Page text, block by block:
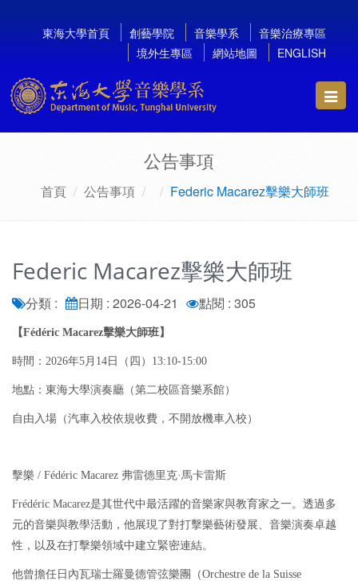
東海大學首頁 創藝學院 音樂學系
音樂治療專區
境外生專區
網站地圖 ENGLISH
公告事項
首頁 公告事項 Federic Macarez擊樂大師班
Federic Macarez擊樂大師班
分類 : 日期 : 2026-04-21 點閱 : 305
【Fédéric Macarez擊樂大師班】
時間：2026年5月14日（四）13:10-15:00
地點：東海大學演奏廳（第二校區音樂系館）
自由入場（汽車入校依規收費，不開放機車入校）
擊樂 / Fédéric Macarez 弗雷德里克·馬卡雷斯
Frédéric Macarez是其世代中最活躍的音樂家與教育家之一。透過多
元的音樂與教學活動，他展現了對打擊樂藝術發展、音樂演奏卓越
性，以及在打擊樂領域中建立緊密連結。
他曾擔任日內瓦瑞士羅曼德管弦樂團（Orchestre de la Suisse